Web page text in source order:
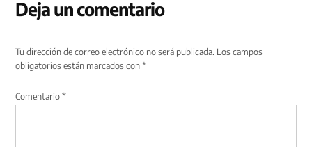
Deja un comentario
Tu dirección de correo electrónico no será publicada. Los campos
obligatorios están marcados con*
Comentario*